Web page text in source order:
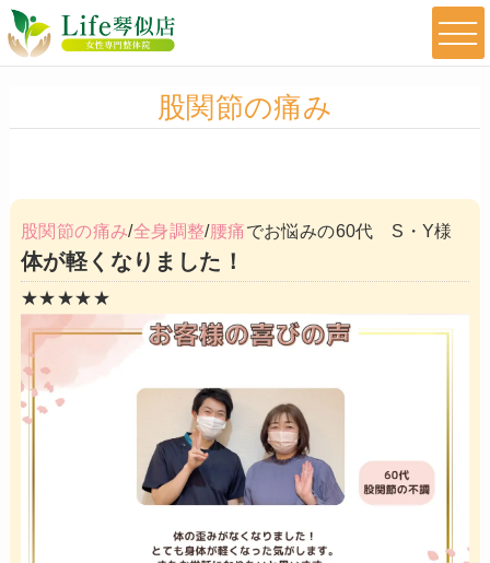
股関節の痛み
股関節の痛み/全身調整/腰痛でお悩みの60代 S・Y様
体が軽くなりました！
★★★★★